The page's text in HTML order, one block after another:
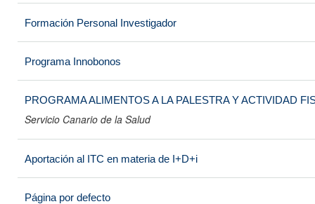
Formación Personal Investigador
Programa Innobonos
PROGRAMA ALIMENTOS A LA PALESTRA Y ACTIVIDAD
Servicio Canario de la Salud
Aportación al ITC en materia de I+D+i
Página por defecto